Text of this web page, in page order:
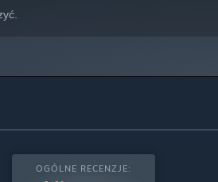
OGÓLNE RECENZJE: